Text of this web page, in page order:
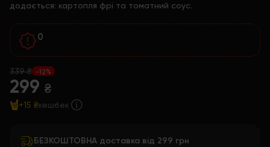
додається: картопля фрі та томатний соус.
0
339 ₴ -12%
299 ₴
+15 ₴кешбек
БЕЗКОШТОВНА доставка від 299 грн